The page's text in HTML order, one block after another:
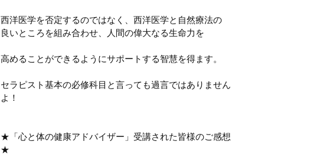
西洋医学を否定するのではなく、西洋医学と自然療法の
良いところを組み合わせ、人間の偉大なる生命力を
高めることができるようにサポートする智慧を得ます。
セラピスト基本の必修科目と言っても過言ではありません
よ！
★「心と体の健康アドバイザー」受講された皆様のご感想
★